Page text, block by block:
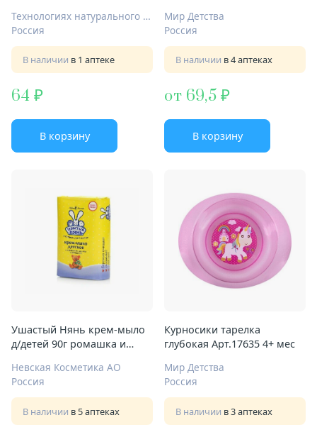
Технологиях натурального питания ООО
Россия
В наличии в 1 аптеке
64
В корзину
Мир Детства
Россия
В наличии в 4 аптеках
от 69,5
В корзину
Ушастый Нянь крем-мыло
д/детей 90г ромашка и
Невская Косметика АО
Россия
В наличии в 5 аптеках
Курносики тарелка
глубокая Арт.17635 4+ мес
Мир Детства
Россия
В наличии в 3 аптеках